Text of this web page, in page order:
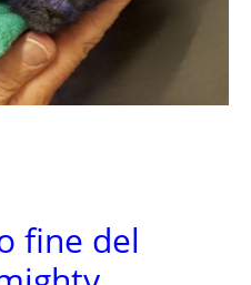
fine del